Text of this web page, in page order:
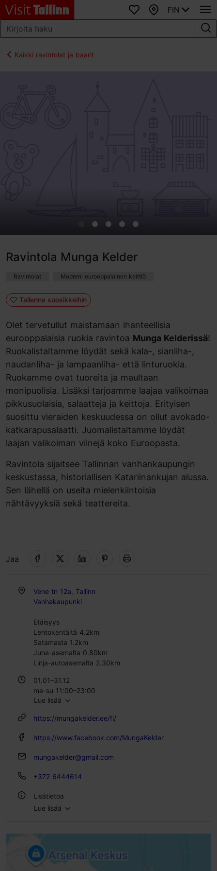
SuosikitKartta
FIN
Kaikki ravintolat ja baarit
Ravintola Munga Kelder
Ravintolat Moderni eurooppalainen keittiö
Tallenna suosikkeihin
Olet tervetullut maistamaan ihanteellisia
eurooppalaisia ruokia ravintoa Munga Kelderissä!
Ruokalistaltamme löydät sekä kala-, sianliha-,
naudanliha- ja lampaanliha- että linturuokia.
Ruokamme ovat tuoreita ja maultaan
monipuolisia. Lisäksi tarjoamme laajaa valikoimaa
pikkusuolaisia, salaatteja ja keittoja. Erityisen
suosittu vieraiden keskuudessa on ollut avokado-
katkarapusalaatti. Juomalistaltamme löydät
laajan valikoiman viinejä koko Euroopasta.
Ravintola sijaitsee Tallinnan vanhankaupungin
keskustassa, historiallisen Katariinankujan alussa.
Sen lähellä on useita mielenkiintoisia
nähtävyyksiä sekä teattereita.
Jaa
Vene tn 12a, Tallinn
Vanhakaupunki
Etäisyys
Lentokentältä 4.2km
Satamasta 1.2km
Juna-asemalta 0.80km
Linja-autoasemalta 2.30km
01.01–31.12
ma-su 11:00–23:00
Lue lisää
https://mungakelder.ee/fi/
https://www.facebook.com/MungaKelder
mungakelder@gmail.com
+372 6444614
Lisätietoa
Istumapaikkoja: 62
Istumapaikkoja ulkona: 25
Lue lisää